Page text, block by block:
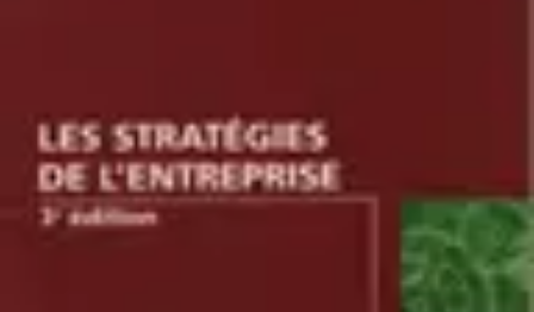
Stratégie Échecs